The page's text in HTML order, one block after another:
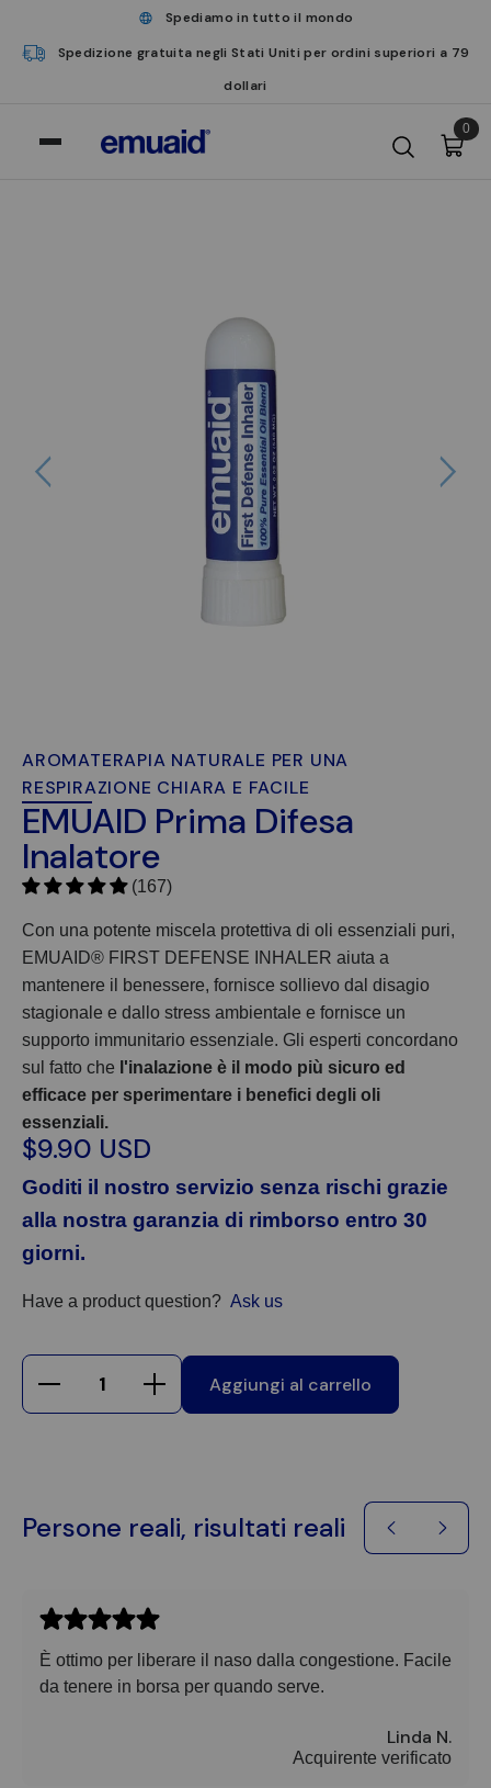
Spediamo in tutto il mondo
Spedizione gratuita negli Stati Uniti per ordini superiori a 79
dollari
0
AROMATERAPIA NATURALE PER UNA
RESPIRAZIONE CHIARA E FACILE
EMUAID Prima Difesa
Inalatore
(167)
Con una potente miscela protettiva di oli essenziali puri,
EMUAID® FIRST DEFENSE INHALER aiuta a
mantenere il benessere, fornisce sollievo dal disagio
stagionale e dallo stress ambientale e fornisce un
supporto immunitario essenziale. Gli esperti concordano
sul fatto che l'inalazione è il modo più sicuro ed
efficace per sperimentare i benefici degli oli
essenziali.
$9.90 USD
Goditi il nostro servizio senza rischi grazie
alla nostra garanzia di rimborso entro 30
giorni.
Have a product question? Ask us
Aggiungi al carrello
Persone reali, risultati reali
È ottimo per liberare il naso dalla congestione. Facile
da tenere in borsa per quando serve.
Linda N.
Acquirente verificato